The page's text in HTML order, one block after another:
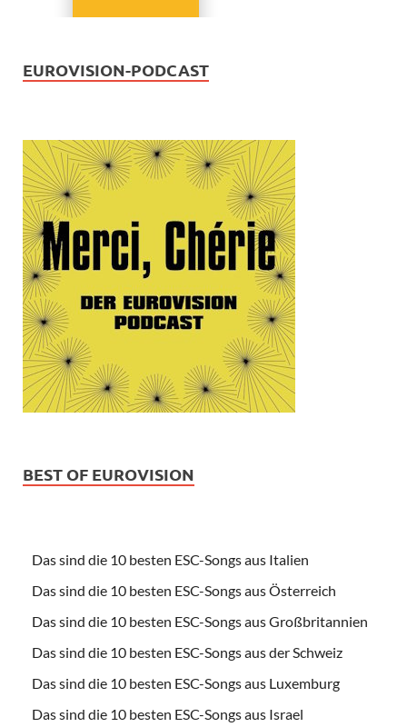
EUROVISION-PODCAST
BEST OF EUROVISION
Das sind die 10 besten ESC-Songs aus Italien
Das sind die 10 besten ESC-Songs aus Österreich
Das sind die 10 besten ESC-Songs aus Großbritannien
Das sind die 10 besten ESC-Songs aus der Schweiz
Das sind die 10 besten ESC-Songs aus Luxemburg
Das sind die 10 besten ESC-Songs aus Israel